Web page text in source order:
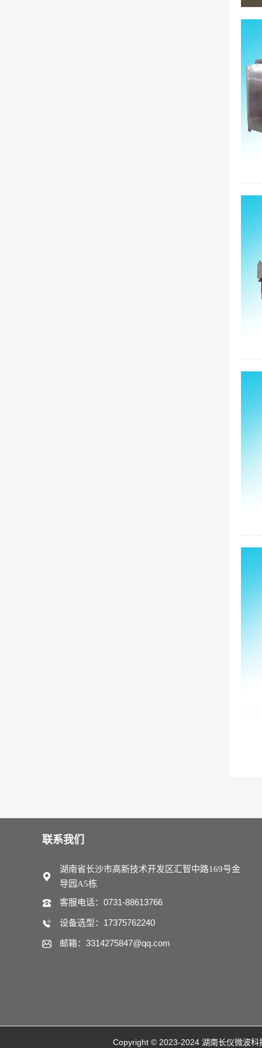
联系我们
湖南省长沙市高新技术开发区汇智中路169号金
导园A5栋
客服电话：0731-88613766
设备选型：17375762240
邮箱：3314275847@qq.com
Copyright © 2023-2024 湖南长仪微波